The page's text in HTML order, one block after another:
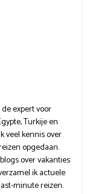
expert voor
Turkije en
veel kennis over
opgedaan.
over vakanties
ik actuele
minute reizen.